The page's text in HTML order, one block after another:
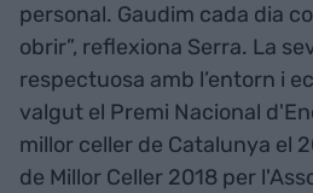
personal. Gaudim cada dia
obrir”, reflexiona Serra. La
respectuosa amb l’entorn i
valgut el Premi Nacional
millor celler de Catalunya el
de Millor Celler 2018 per